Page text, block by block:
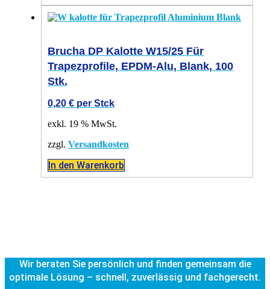
Brucha DP Kalotte W15/25 Für
Trapezprofile, EPDM-Alu, Blank, 100
Stk.
0,20 € per Stck
exkl. 19 % MwSt.
zzgl. Versandkosten
In den Warenkorb
Wir beraten Sie persönlich und finden gemeinsam die
optimale Lösung – schnell, zuverlässig und fachgerecht.